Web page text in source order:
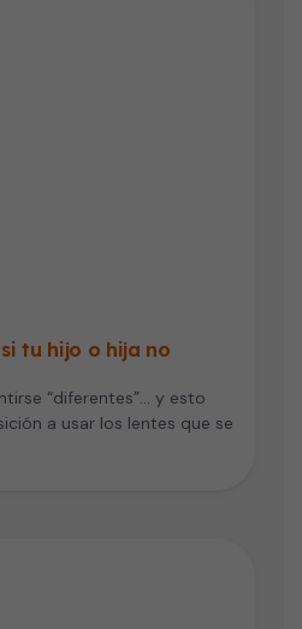
tu hijo o hija no
“diferentes”… y esto
a usar los lentes que se